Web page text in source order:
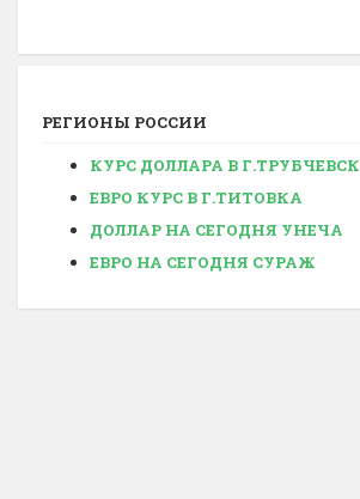
РЕГИОНЫ РОССИИ
КУРС ДОЛЛАРА В Г.ТРУБЧЕВСК
ЕВРО КУРС В Г.ТИТОВКА
ДОЛЛАР НА СЕГОДНЯ УНЕЧА
ЕВРО НА СЕГОДНЯ СУРАЖ